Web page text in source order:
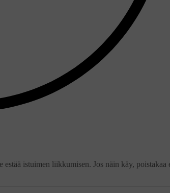
istuimen liikkumisen. Jos näin käy, poistakaa